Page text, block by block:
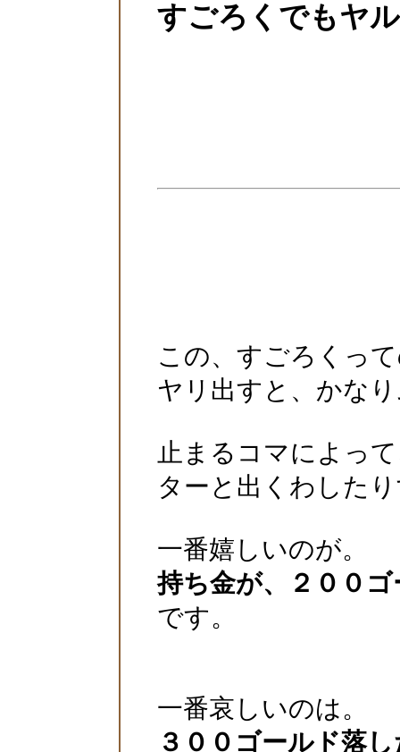
すごろくでもヤ
この、すごろくっ
ヤリ出すと、かな
止まるコマによっ
ターと出くわした
一番嬉しいのが。
持ち金が、２００
です。
一番哀しいのは。
３００ゴールド落